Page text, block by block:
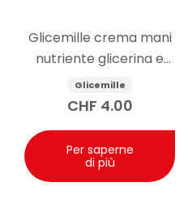
Glicemille crema mani
nutriente glicerina e
camomilla 100ml
Glicemille
CHF 4.00
Per saperne
di più